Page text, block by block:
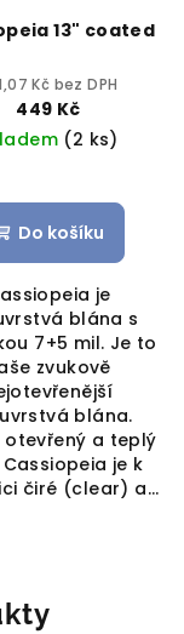
13" coated
Kč bez DPH
449 Kč
(2 ks)
Do košíku
je
blána s
7+5 mil. Je to
zvukově
blána.
otevřený a teplý
Cassiopeia je k
čiré (clear) a...